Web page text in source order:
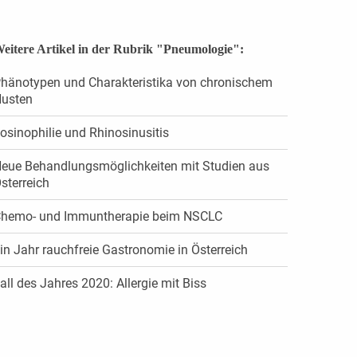
Artikel in der Rubrik "Pneumologie":
und Charakteristika von chronischem
und Rhinosinusitis
Behandlungsmöglichkeiten mit Studien aus
und Immuntherapie beim NSCLC
Jahr rauchfreie Gastronomie in Österreich
des Jahres 2020: Allergie mit Biss